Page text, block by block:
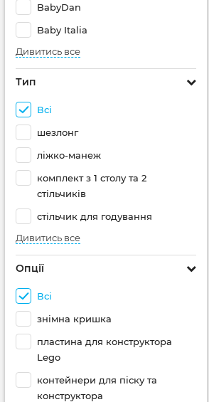
BabyDan
Baby Italia
Дивитись все
Тип
Всі
шезлонг
ліжко-манеж
комплект з 1 столу та 2
стільчиків
стільчик для годування
Дивитись все
Опції
Всі
знімна кришка
пластина для конструктора
Lego
контейнери для піску та
конструктора